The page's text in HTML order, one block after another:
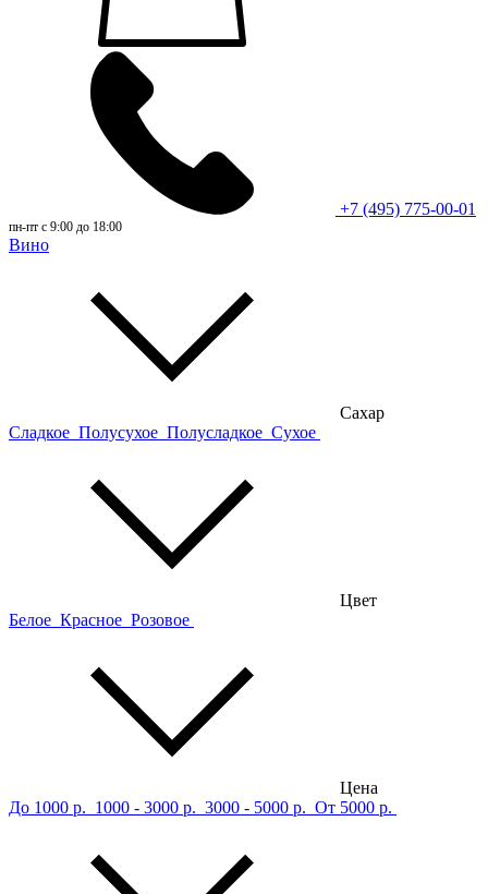
+7 (495) 775-00-01
пн-пт с 9:00 до 18:00
Вино
Сахар
Сладкое Полусухое Полусладкое Сухое
Цвет
Белое Красное Розовое
Цена
До 1000 р. 1000 - 3000 р. 3000 - 5000 р. От 5000 р.